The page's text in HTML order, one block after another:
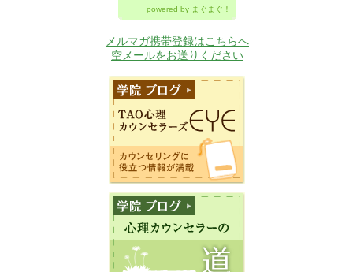
powered by まぐまぐ！
メルマガ携帯登録はこちらへ
空メールをお送りください